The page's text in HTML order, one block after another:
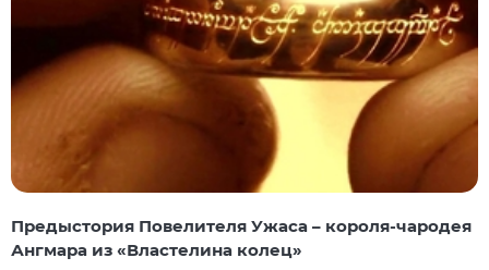
Предыстория Повелителя Ужаса – короля-чародея
Ангмара из «Властелина колец»